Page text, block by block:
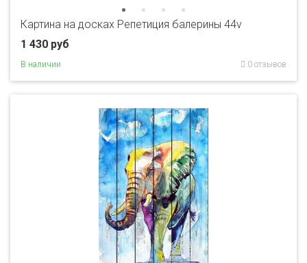
Картина на досках Репетиция балерины 44v
1 430 руб
В наличии 0 отзывов